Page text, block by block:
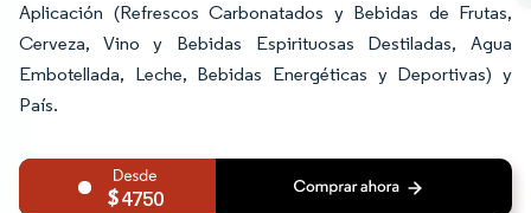
Aplicación (Refrescos Carbonatados y Bebidas de Frutas,
Cerveza, Vino y Bebidas Espirituosas Destiladas, Agua
Embotellada, Leche, Bebidas Energéticas y Deportivas) y
País.
4750